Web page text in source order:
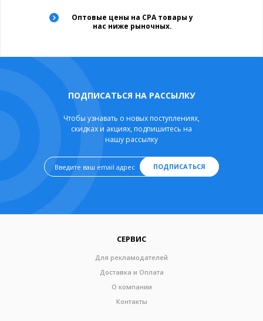
Оптовые цены на CPA товары у
нас ниже рыночных.
ПОДПИСАТЬСЯ НА РАССЫЛКУ
Чтобы узнавать о новых поступлениях,
скидках и акциях, подпишитесь на
нашу рассылку
ПОДПИСАТЬСЯ
СЕРВИС
Для рекламодателей
Доставка и Оплата
О компании
Контакты